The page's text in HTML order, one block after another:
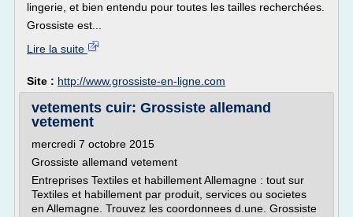
lingerie, et bien entendu pour toutes les tailles recherchées.
Grossiste est...
Lire la suite
Site : http://www.grossiste-en-ligne.com
vetements cuir: Grossiste allemand
vetement
mercredi 7 octobre 2015
Grossiste allemand vetement
Entreprises Textiles et habillement Allemagne : tout sur
Textiles et habillement par produit, services ou societes
en Allemagne. Trouvez les coordonnees d.une. Grossiste